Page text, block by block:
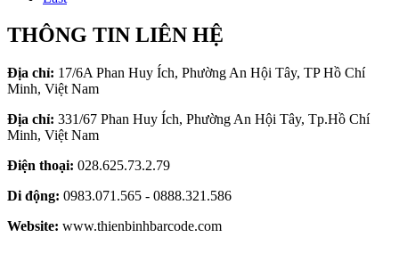
THÔNG TIN LIÊN HỆ
Địa chỉ: 17/6A Phan Huy Ích, Phường An Hội Tây, TP Hồ Chí
Minh, Việt Nam
Địa chỉ: 331/67 Phan Huy Ích, Phường An Hội Tây, Tp.Hồ Chí
Minh, Việt Nam
Điện thoại: 028.625.73.2.79
Di động: 0983.071.565 - 0888.321.586
Website: www.thienbinhbarcode.com